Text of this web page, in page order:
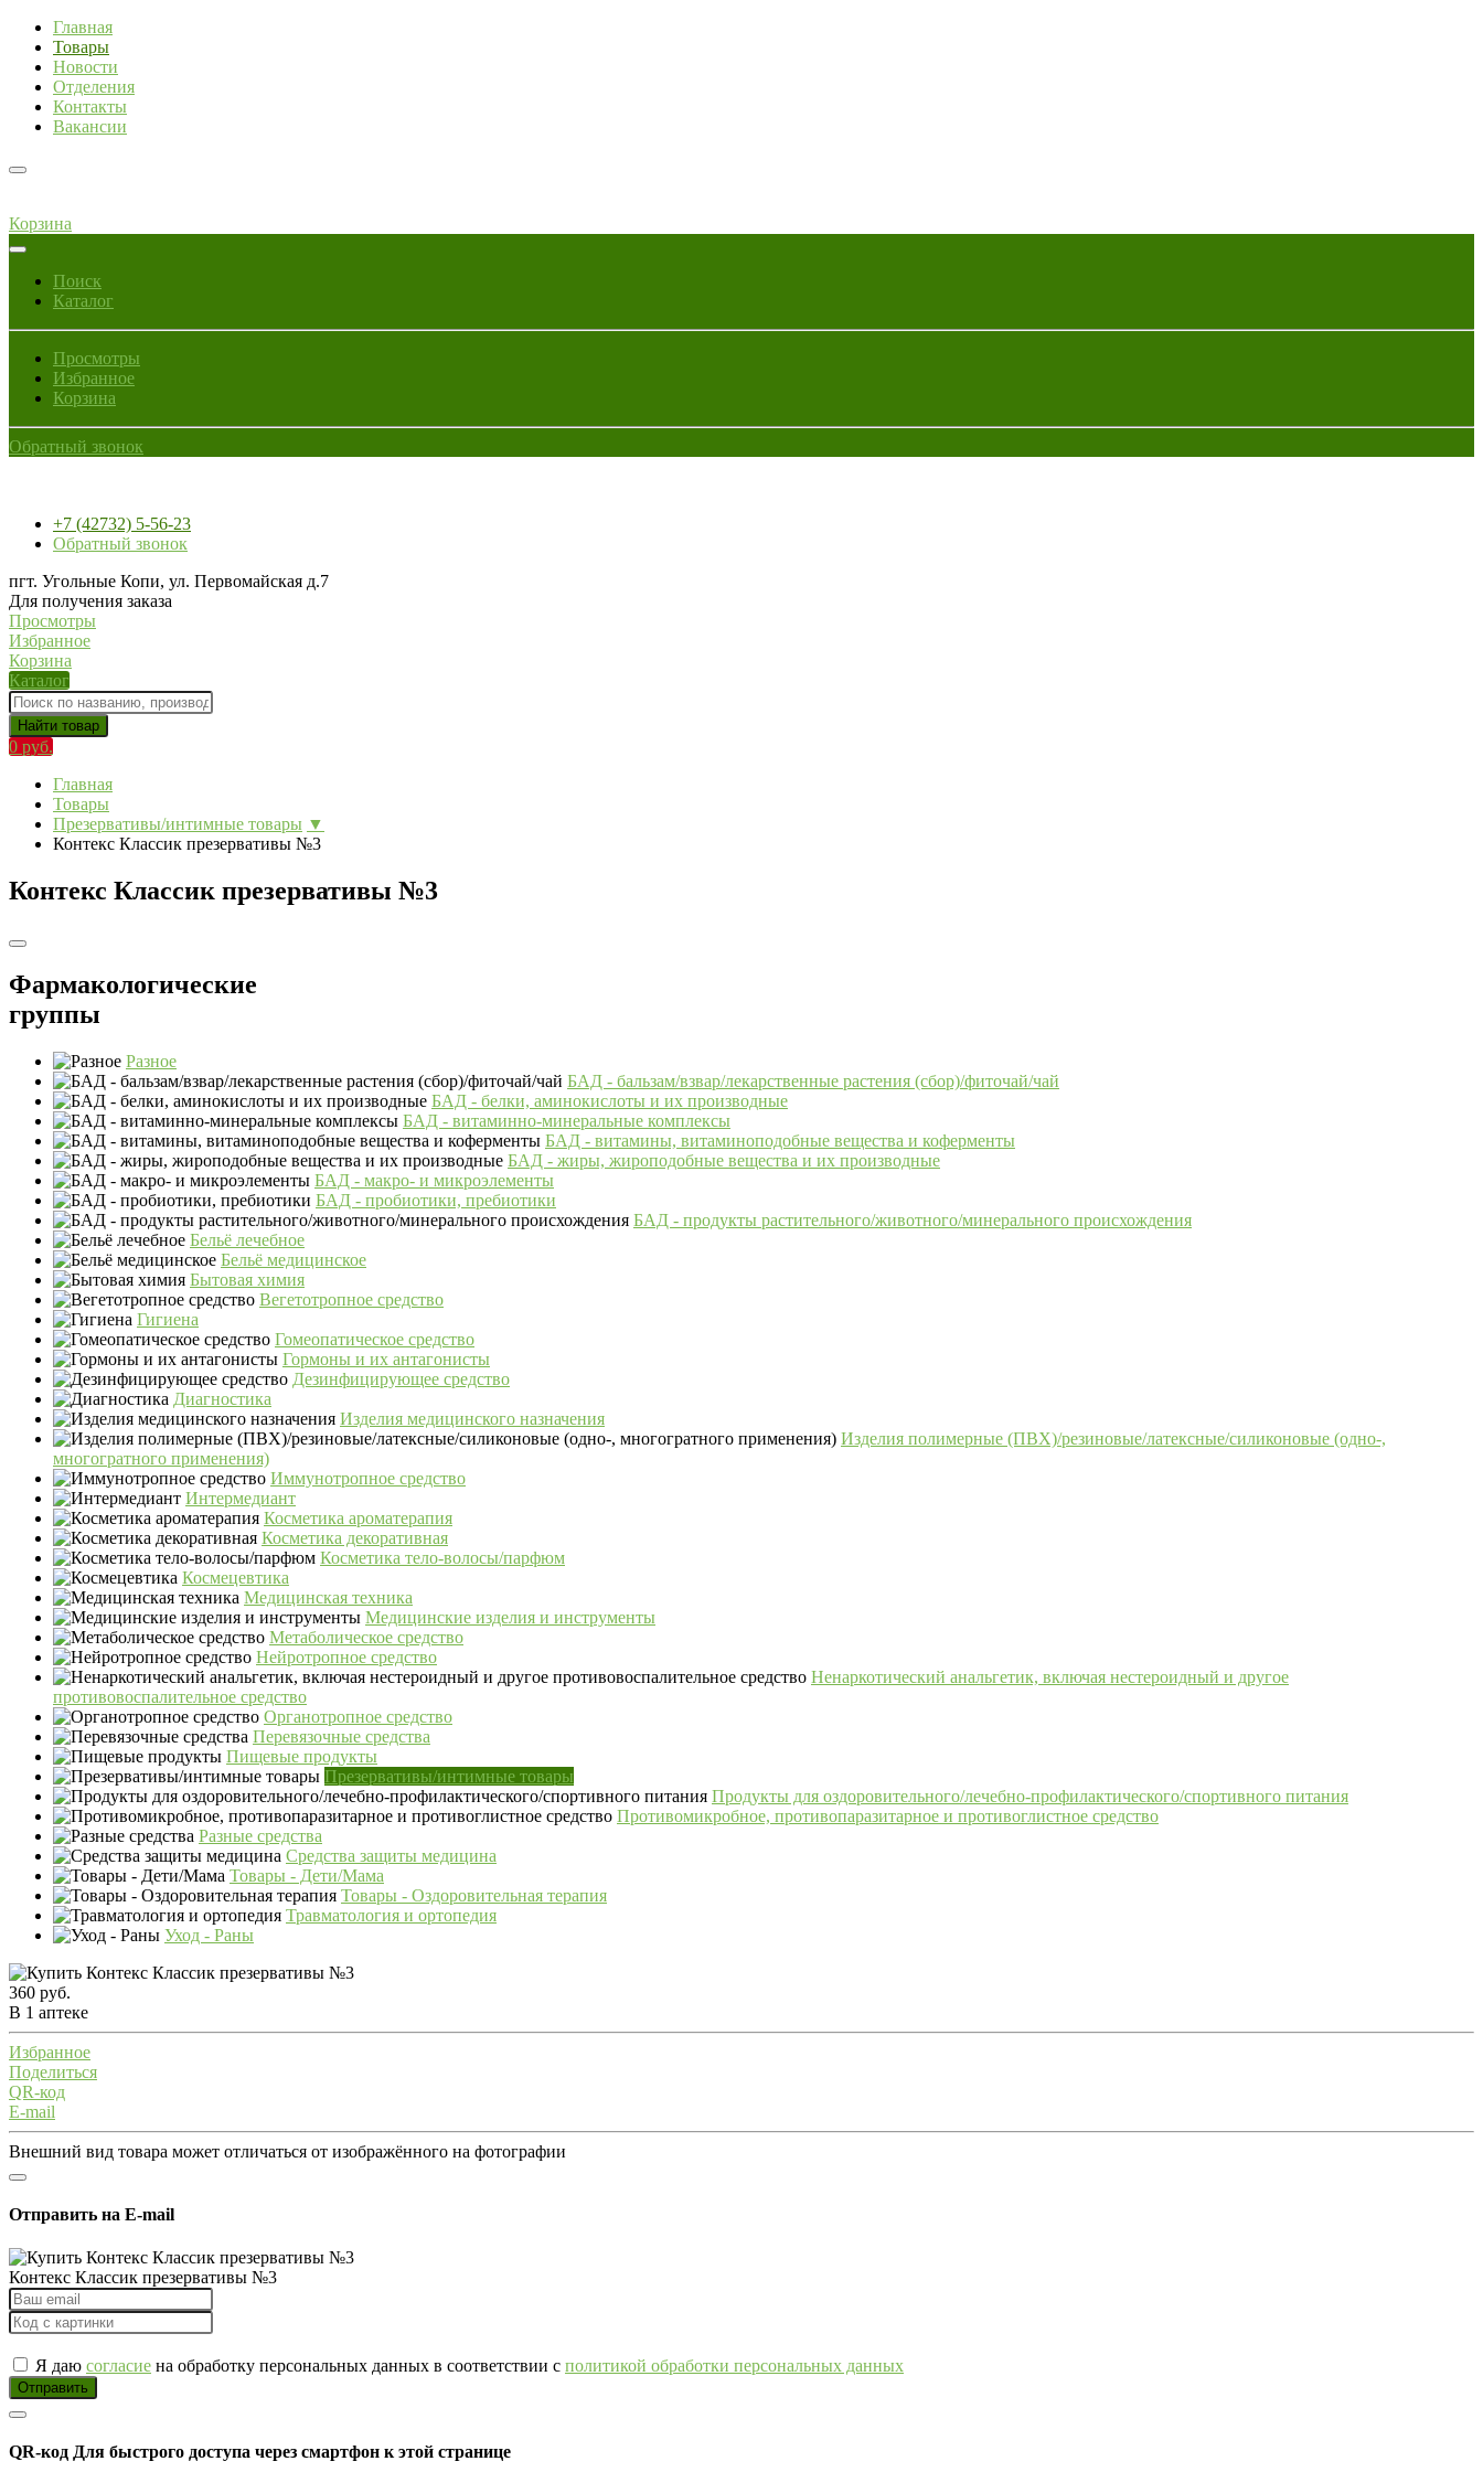
Главная
Товары
Новости
Отделения
Контакты
Вакансии
Корзина
Поиск
Каталог
Просмотры
Избранное
Корзина
Обратный звонок
+7 (42732) 5-56-23
Обратный звонок
пгт. Угольные Копи, ул. Первомайская д.7
Для получения заказа
Просмотры
Избранное
Корзина
Каталог
Найти товар
0 руб.
Главная
Товары
Презервативы/интимные товары ▼
Контекс Классик презервативы №3
Контекс Классик презервативы №3
Фармакологические
группы
Разное
БАД - бальзам/взвар/лекарственные растения (сбор)/фиточай/чай
БАД - белки, аминокислоты и их производные
БАД - витаминно-минеральные комплексы
БАД - витамины, витаминоподобные вещества и коферменты
БАД - жиры, жироподобные вещества и их производные
БАД - макро- и микроэлементы
БАД - пробиотики, пребиотики
БАД - продукты растительного/животного/минерального происхождения
Бельё лечебное
Бельё медицинское
Бытовая химия
Вегетотропное средство
Гигиена
Гомеопатическое средство
Гормоны и их антагонисты
Дезинфицирующее средство
Диагностика
Изделия медицинского назначения
Изделия полимерные (ПВХ)/резиновые/латексные/силиконовые (одно-,
многогратного применения)
Иммунотропное средство
Интермедиант
Косметика ароматерапия
Косметика декоративная
Косметика тело-волосы/парфюм
Космецевтика
Медицинская техника
Медицинские изделия и инструменты
Метаболическое средство
Нейротропное средство
Ненаркотический анальгетик, включая нестероидный и другое
противовоспалительное средство
Органотропное средство
Перевязочные средства
Пищевые продукты
Презервативы/интимные товары
Продукты для оздоровительного/лечебно-профилактического/спортивного питания
Противомикробное, противопаразитарное и противоглистное средство
Разные средства
Средства защиты медицина
Товары - Дети/Мама
Товары - Оздоровительная терапия
Травматология и ортопедия
Уход - Раны
360 руб.
В 1 аптеке
Избранное
Поделиться
QR-код
E-mail
Внешний вид товара может отличаться от изображённого на фотографии
Отправить на E-mail
Контекс Классик презервативы №3
Я даю согласие на обработку персональных данных в соответствии с политикой обработки персональных данных
Отправить
QR-код Для быстрого доступа через смартфон к этой странице